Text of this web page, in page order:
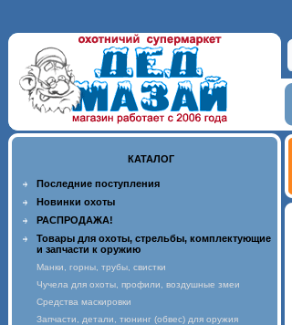
КАТАЛОГ
Последние поступления
Новинки охоты
РАСПРОДАЖА!
Товары для охоты, стрельбы, комплектующие
и запчасти к оружию
Манки, горны, трубы, свистки
Чучела для охоты, профили, воздушные змеи
Средства маскировки
Запчасти, детали, тюнинг (обвес) для оружия